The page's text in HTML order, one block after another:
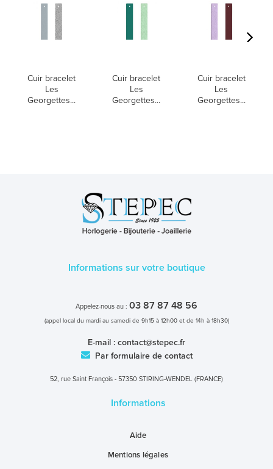
Cuir bracelet
Les
Georgettes...
Cuir bracelet
Les
Georgettes...
Cuir bracelet
Les
Georgettes...
Informations sur votre boutique
Appelez-nous au : 03 87 87 48 56
(appel local du mardi au samedi de 9h15 à 12h00 et de 14h à 18h30)
E-mail : contact@stepec.fr
Par formulaire de contact
52, rue Saint François - 57350 STIRING-WENDEL (FRANCE)
Informations
Aide
Mentions légales